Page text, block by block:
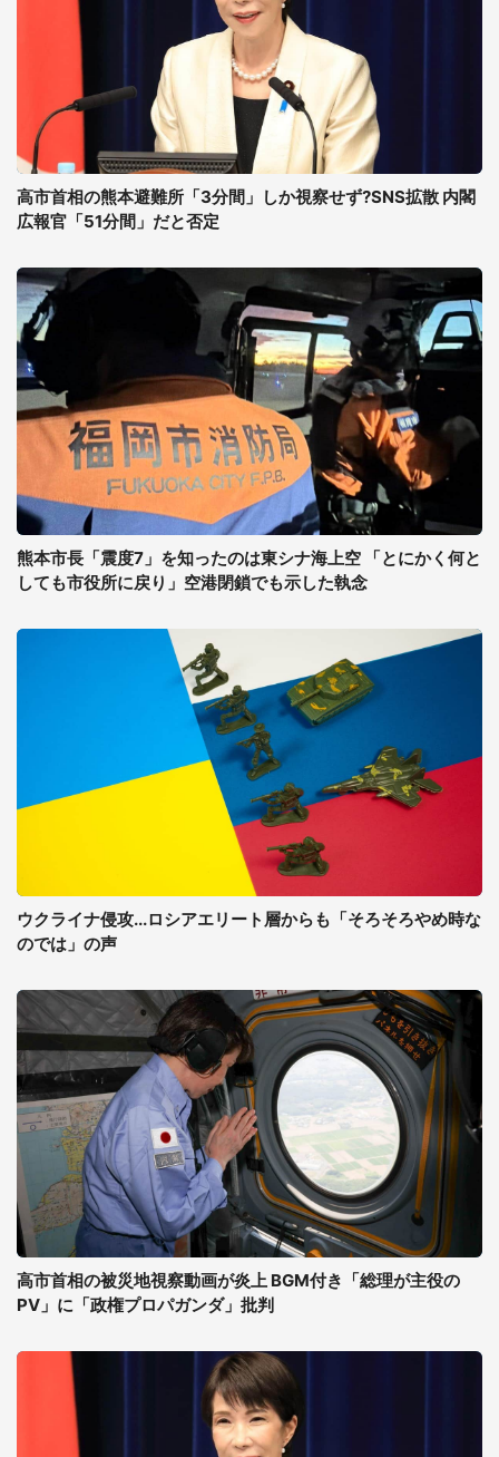
高市首相の熊本避難所「3分間」しか視察せず?SNS拡散 内閣
広報官「51分間」だと否定
熊本市長「震度7」を知ったのは東シナ海上空 「とにかく何と
しても市役所に戻り」空港閉鎖でも示した執念
ウクライナ侵攻...ロシアエリート層からも「そろそろやめ時な
のでは」の声
高市首相の被災地視察動画が炎上 BGM付き「総理が主役の
PV」に「政権プロパガンダ」批判